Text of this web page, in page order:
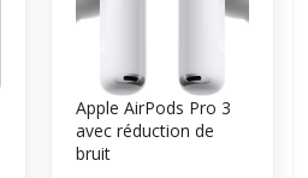
Apple AirPods Pro 3
avec réduction de
bruit